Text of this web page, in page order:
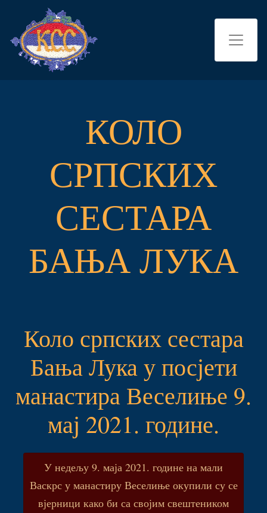
КОЛО
СРПСКИХ
СЕСТАРА
БАЊА ЛУКА
Коло српских сестара
Бања Лука у посјети
манастира Веселиње 9.
мај 2021. године.
У недељу 9. маја 2021. године на мали
Васкрс у манастиру Веселиње окупили су се
вјерници како би са својим свештеником